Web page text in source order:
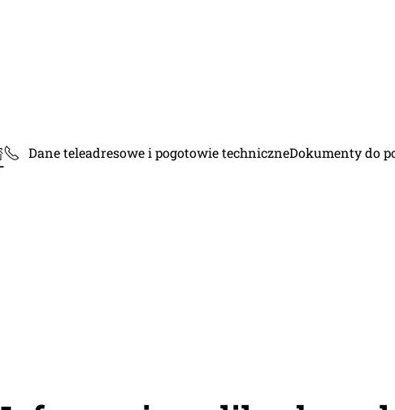
Dane teleadresowe i pogotowie techniczneDokumenty do